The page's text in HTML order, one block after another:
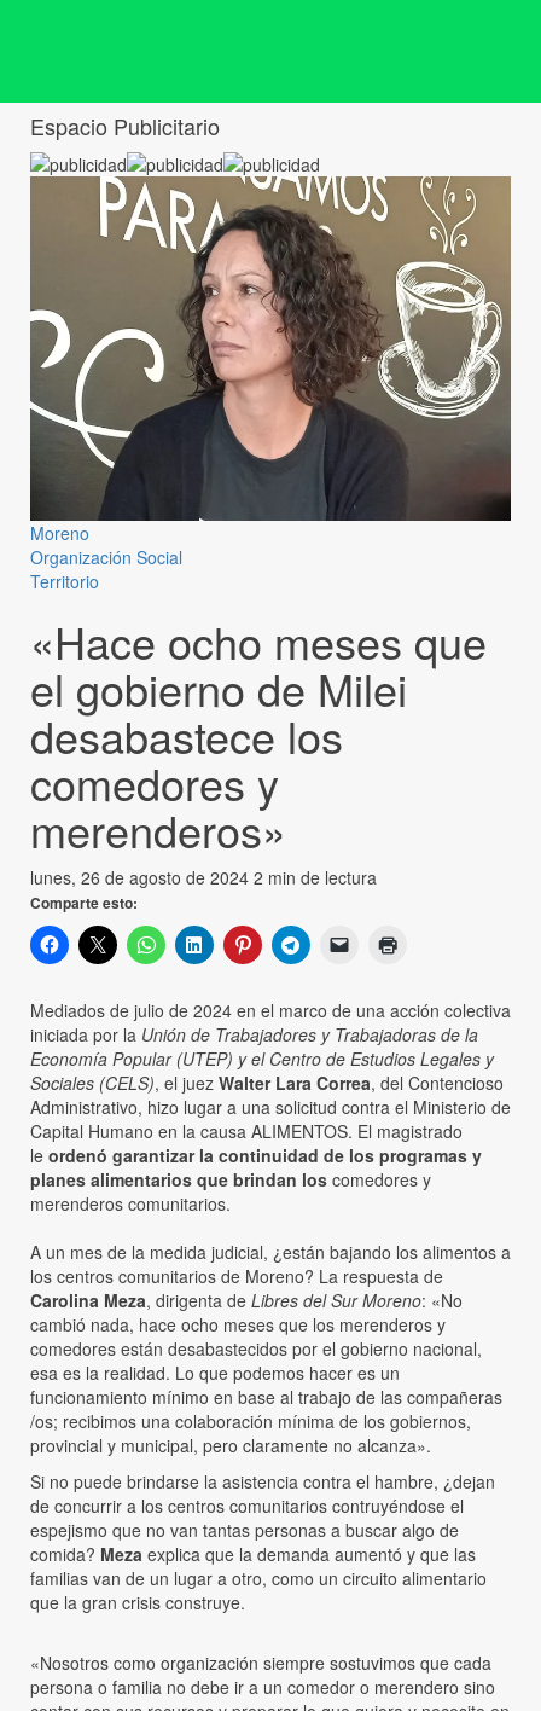
Espacio Publicitario
Moreno
Organización Social
Territorio
«Hace ocho meses que
el gobierno de Milei
desabastece los
comedores y
merenderos»
lunes, 26 de agosto de 2024 2 min de lectura
Comparte esto:
Mediados de julio de 2024 en el marco de una acción colectiva
iniciada por la Unión de Trabajadores y Trabajadoras de la
Economía Popular (UTEP) y el Centro de Estudios Legales y
Sociales (CELS), el juez Walter Lara Correa, del Contencioso
Administrativo, hizo lugar a una solicitud contra el Ministerio de
Capital Humano en la causa ALIMENTOS. El magistrado
le ordenó garantizar la continuidad de los programas y
planes alimentarios que brindan los comedores y
merenderos comunitarios.
A un mes de la medida judicial, ¿están bajando los alimentos a
los centros comunitarios de Moreno? La respuesta de
Carolina Meza, dirigenta de Libres del Sur Moreno: «No
cambió nada, hace ocho meses que los merenderos y
comedores están desabastecidos por el gobierno nacional,
esa es la realidad. Lo que podemos hacer es un
funcionamiento mínimo en base al trabajo de las compañeras
/os; recibimos una colaboración mínima de los gobiernos,
provincial y municipal, pero claramente no alcanza».
Si no puede brindarse la asistencia contra el hambre, ¿dejan
de concurrir a los centros comunitarios contruyéndose el
espejismo que no van tantas personas a buscar algo de
comida? Meza explica que la demanda aumentó y que las
familias van de un lugar a otro, como un circuito alimentario
que la gran crisis construye.
«Nosotros como organización siempre sostuvimos que cada
persona o familia no debe ir a un comedor o merendero sino